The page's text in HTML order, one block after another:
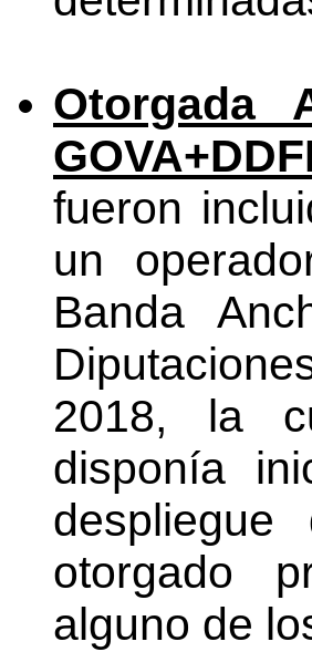
Otorgada
fueron
un
Banda
2018, la
disponía
otorgado
alguno de